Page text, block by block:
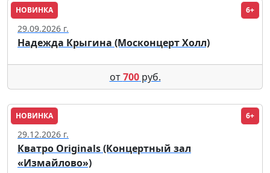
НОВИНКА 6+
Москва
29.09.2026 г.
Надежда Крыгина (Москонцерт Холл)
от700руб.
НОВИНКА 6+
Москва
29.12.2026 г.
Кватро Originals (Концертный зал
«Измайлово»)